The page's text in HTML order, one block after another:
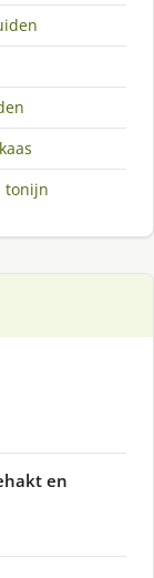
tonijn
en